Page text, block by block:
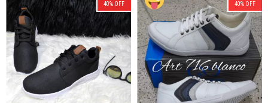
40% OFF 40% OFF